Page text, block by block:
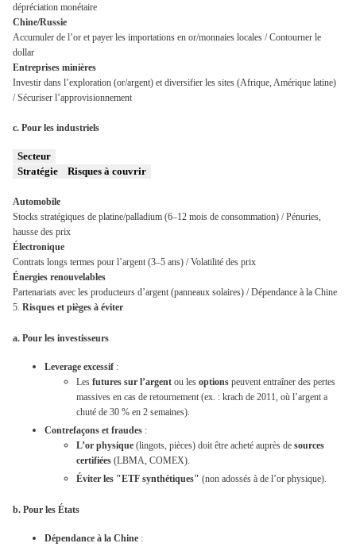
dépréciation monétaire
Chine/Russie
Accumuler de l’or et payer les importations en or/monnaies locales /Contourner le
dollar
Entreprises minières
Investir dans l’exploration (or/argent) et diversifier les sites (Afrique, Amérique latine)
/Sécuriser l’approvisionnement
c. Pour les industriels
Secteur
Stratégie
Risques à couvrir
Automobile
Stocks stratégiques de platine/palladium (6–12 mois de consommation) /Pénuries,
hausse des prix
Électronique
Contrats longs termes pour l’argent (3–5 ans) /Volatilité des prix
Énergies renouvelables
Partenariats avec les producteurs d’argent (panneaux solaires) /Dépendance à la Chine
5. Risques et pièges à éviter
a. Pour les investisseurs
Leverage excessif :
Les futures sur l’argent ou les options peuvent entraîner des pertes
massives en cas de retournement (ex. : krach de 2011, où l’argent a
chuté de 30 % en 2 semaines).
Contrefaçons et fraudes :
L’or physique (lingots, pièces) doit être acheté auprès de sources
certifiées (LBMA, COMEX).
Éviter les "ETF synthétiques" (non adossés à de l’or physique).
b. Pour les États
Dépendance à la Chine :